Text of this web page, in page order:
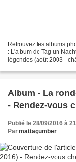
Retrouvez les albums
: L'album de Tag un
légendes (août 2003 -
Album - La
- Rendez-vous
Publié le 28/09/2016 à
Par mattagumber